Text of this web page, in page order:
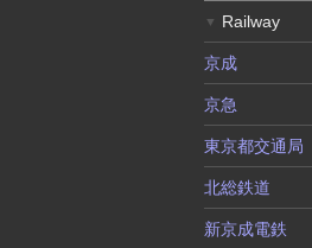
▼ Railway
京成
京急
東京都交通局
北総鉄道
新京成電鉄